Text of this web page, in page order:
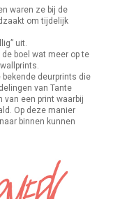
waren ze bij de
om tijdelijk
uit.
boel wat meer op te
deurprints die
van Tante
van een print waarbij
Op deze manier
binnen kunnen